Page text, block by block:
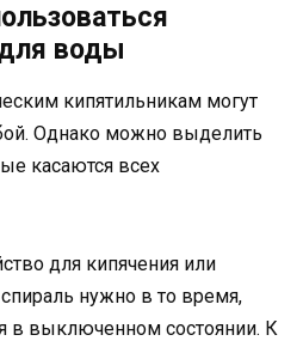
воды
кипятильникам могут
Однако можно выделить
касаются всех
для кипячения или
нужно в то время,
в выключенном состоянии. К